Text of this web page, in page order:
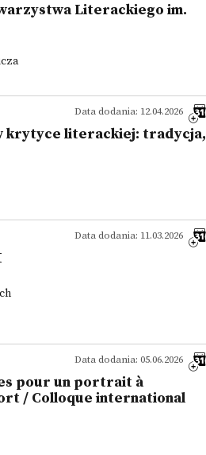
Literackiego im.
Data dodania: 12.04.2026
krytyce literackiej: tradycja,
Data dodania: 11.03.2026
Data dodania: 05.06.2026
pour un portrait à
/ Colloque international